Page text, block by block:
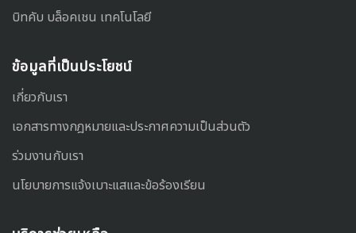
บิทคับ บล็อคเชน เทคโนโลยี
ข้อมูลที่เป็นประโยชน์
เกี่ยวกับเรา
เอกสารทางกฎหมายและประกาศความเป็นส่วนตัว
ร่วมงานกับเรา
นโยบายการแจ้งเบาะแสและข้อร้องเรียน